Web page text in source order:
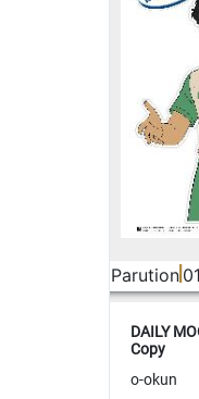
Parution
DAILY
Copy
o-okun